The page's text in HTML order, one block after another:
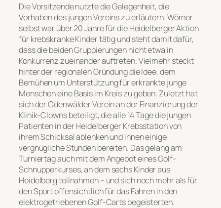
Die Vorsitzende nutzte die Gelegenheit, die
Vorhaben des jungen Vereins zu erläutern. Wörner
selbst war über 20 Jahre für die Heidelberger Aktion
für krebskranke Kinder tätig und steht damit dafür,
dass die beiden Gruppierungen nicht etwa in
Konkurrenz zueinander auftreten. Vielmehr steckt
hinter der regionalen Gründung die Idee, dem
Bemühen um Unterstützung für erkrankte junge
Menschen eine Basis im Kreis zu geben. Zuletzt hat
sich der Odenwälder Verein an der Finanzierung der
Klinik-Clowns beteiligt, die alle 14 Tage die jungen
Patienten in der Heidelberger Krebsstation von
ihrem Schicksal ablenken und ihnen einige
vergnügliche Stunden bereiten. Das gelang am
Turniertag auch mit dem Angebot eines Golf-
Schnupperkurses, an dem sechs Kinder aus
Heidelberg teilnahmen – und sich noch mehr als für
den Sport offensichtlich für das Fahren in den
elektrogetriebenen Golf-Carts begeisterten.